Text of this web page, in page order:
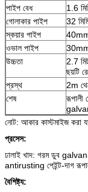
পাইপ বেধ
1.6
গোলাকার পাইপ
32
স্কয়ার পাইপ
ওভাল পাইপ
উচ্চতা
2.7
ছয়টি
প্রস্থ
2m
শেষ
নোট: আকার কাস্টমাইজ করা
প্রসেস:
ঢালাই খাদ: গরম ডুব
antirusting পেইন্ট-দাগ
বৈশিষ্ট্য: